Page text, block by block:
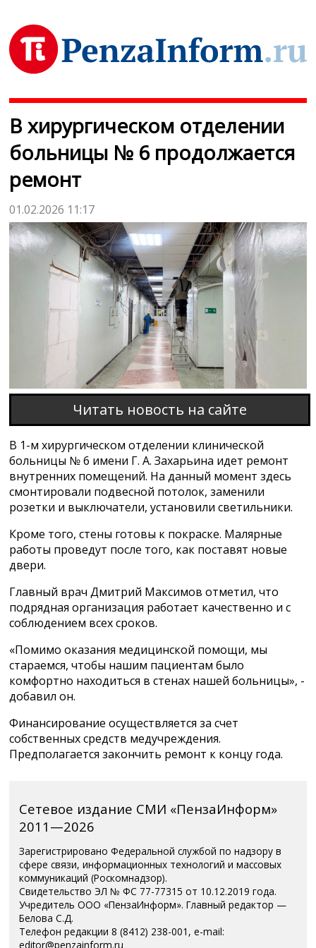
В хирургическом отделении
больницы № 6 продолжается
ремонт
01.02.2026 11:17
Читать новость на сайте
В 1-м хирургическом отделении клинической
больницы № 6 имени Г. А. Захарьина идет ремонт
внутренних помещений. На данный момент здесь
смонтировали подвесной потолок, заменили
розетки и выключатели, установили светильники.
Кроме того, стены готовы к покраске. Малярные
работы проведут после того, как поставят новые
двери.
Главный врач Дмитрий Максимов отметил, что
подрядная организация работает качественно и с
соблюдением всех сроков.
«Помимо оказания медицинской помощи, мы
стараемся, чтобы нашим пациентам было
комфортно находиться в стенах нашей больницы», -
добавил он.
Финансирование осуществляется за счет
собственных средств медучреждения.
Предполагается закончить ремонт к концу года.
Сетевое издание СМИ «ПензаИнформ»
2011—2026
Зарегистрировано Федеральной службой по надзору в
сфере связи, информационных технологий и массовых
коммуникаций (Роскомнадзор).
Свидетельство ЭЛ № ФС 77-77315 от 10.12.2019 года.
Учредитель ООО «ПензаИнформ». Главный редактор —
Белова С.Д.
Телефон редакции 8 (8412) 238-001, e-mail:
editor@penzainform.ru